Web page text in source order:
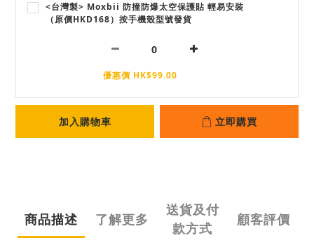
<台灣製> Moxbii 防撞防爆太空保護貼 輕易安裝
（原價HKD168）按手機殼型號發貨
優惠價 HK$99.00
加入購物車 立即購買
商品描述 了解更多
送貨及付
款方式
顧客評價